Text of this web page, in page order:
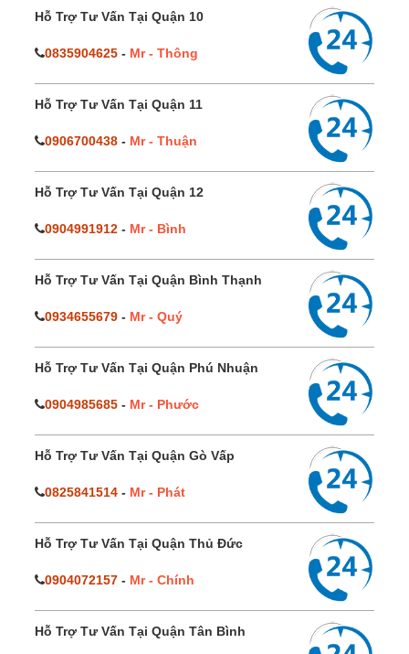
Hỗ Trợ Tư Vấn Tại Quận 10
0835904625 - Mr - Thông
Hỗ Trợ Tư Vấn Tại Quận 11
0906700438 - Mr - Thuận
Hỗ Trợ Tư Vấn Tại Quận 12
0904991912 - Mr - Bình
Hỗ Trợ Tư Vấn Tại Quận Bình Thạnh
0934655679 - Mr - Quý
Hỗ Trợ Tư Vấn Tại Quận Phú Nhuận
0904985685 - Mr - Phước
Hỗ Trợ Tư Vấn Tại Quận Gò Vấp
0825841514 - Mr - Phát
Hỗ Trợ Tư Vấn Tại Quận Thủ Đức
0904072157 - Mr - Chính
Hỗ Trợ Tư Vấn Tại Quận Tân Bình